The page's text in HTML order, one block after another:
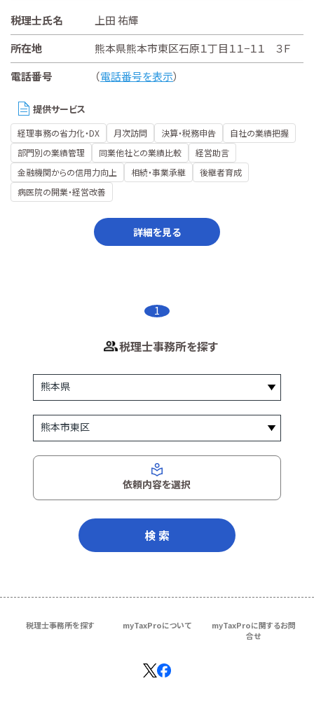
税理士氏名
上田 祐輝
所在地
熊本県熊本市東区石原１丁目１１−１１ ３Ｆ
電話番号
（電話番号を表示）
提供サービス
経理事務の省力化・DX 月次訪問 決算・税務申告
自社の業績把握
部門別の業績管理
同業他社との業績比較
経営助言
金融機関からの信用力向上
相続・事業承継
後継者育成
病医院の開業・経営改善
詳細を見る
1
税理士事務所を探す
依頼内容を選択
検 索
税理士事務所を探す myTaxProについて
myTaxProに関するお問
合せ